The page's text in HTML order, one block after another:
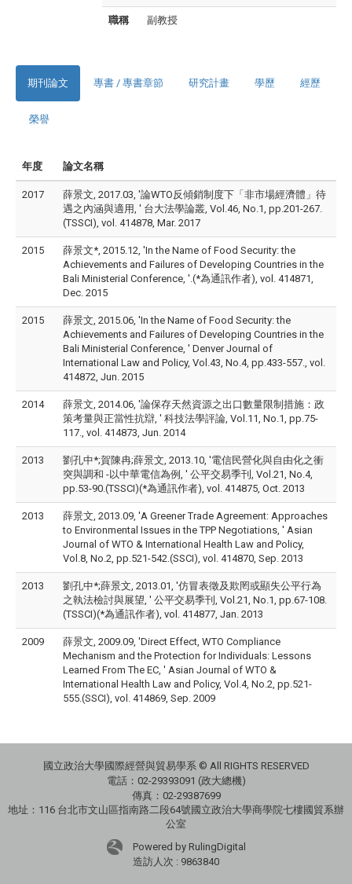
職稱 副教授
期刊論文 專書 / 專書章節 研究計畫 學歷 經歷
榮譽
年度 論文名稱
2017
薛景文, 2017.03, '論WTO反傾銷制度下「非市場經濟體」待
遇之內涵與適用, ' 台大法學論叢, Vol.46, No.1, pp.201-267.
(TSSCI), vol. 414878, Mar. 2017
2015
薛景文*, 2015.12, 'In the Name of Food Security: the
Achievements and Failures of Developing Countries in the
Bali Ministerial Conference, '.(*為通訊作者), vol. 414871,
Dec. 2015
2015
薛景文, 2015.06, 'In the Name of Food Security: the
Achievements and Failures of Developing Countries in the
Bali Ministerial Conference, ' Denver Journal of
International Law and Policy, Vol.43, No.4, pp.433-557., vol.
414872, Jun. 2015
2014
薛景文, 2014.06, '論保存天然資源之出口數量限制措施：政
策考量與正當性抗辯, ' 科技法學評論, Vol.11, No.1, pp.75-
117., vol. 414873, Jun. 2014
2013
劉孔中*;賀陳冉;薛景文, 2013.10, '電信民營化與自由化之衝
突與調和 -以中華電信為例, ' 公平交易季刊, Vol.21, No.4,
pp.53-90.(TSSCI)(*為通訊作者), vol. 414875, Oct. 2013
2013
薛景文, 2013.09, 'A Greener Trade Agreement: Approaches
to Environmental Issues in the TPP Negotiations, ' Asian
Journal of WTO & International Health Law and Policy,
Vol.8, No.2, pp.521-542.(SSCI), vol. 414870, Sep. 2013
2013
劉孔中*;薛景文, 2013.01, '仿冒表徵及欺罔或顯失公平行為
之執法檢討與展望, ' 公平交易季刊, Vol.21, No.1, pp.67-108.
(TSSCI)(*為通訊作者), vol. 414877, Jan. 2013
2009
薛景文, 2009.09, 'Direct Effect, WTO Compliance
Mechanism and the Protection for Individuals: Lessons
Learned From The EC, ' Asian Journal of WTO &
International Health Law and Policy, Vol.4, No.2, pp.521-
555.(SSCI), vol. 414869, Sep. 2009
國立政治大學國際經營與貿易學系 © All RIGHTS RESERVED
電話： 02-29393091 (政大總機)
傳真：02-29387699
地址： 116 台北市文山區指南路二段64號國立政治大學商學院七樓國貿系辦
公室
Powered by RulingDigital
造訪人次 : 9863840